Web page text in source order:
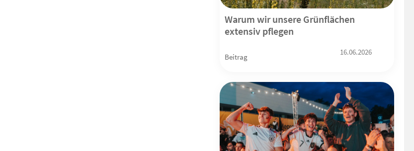
Warum wir unsere Grünflächen
extensiv pflegen
Beitrag
16.06.2026